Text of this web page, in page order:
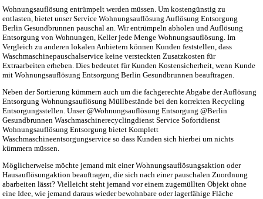
Wohnungsauflösung entrümpelt werden müssen. Um kostengünstig zu
entlasten, bietet unser Service Wohnungsauflösung Auflösung Entsorgung
Berlin Gesundbrunnen pauschal an. Wir entrümpeln abholen und Auflösung
Entsorgung von Wohnungen, Keller jede Menge Wohnungsauflösung. Im
Vergleich zu anderen lokalen Anbietern können Kunden feststellen, dass
Waschmaschinepauschalservice keine versteckten Zusatzkosten für
Extraarbeiten erheben. Dies bedeutet für Kunden Kostensicherheit, wenn Kunde
mit Wohnungsauflösung Entsorgung Berlin Gesundbrunnen beauftragen.
Neben der Sortierung kümmern auch um die fachgerechte Abgabe der Auflösung
Entsorgung Wohnungsauflösung Müllbestände bei den korrekten Recycling
Entsorgungsstellen. Unser @Wohnungsauflösung Entsorgung @Berlin
Gesundbrunnen Waschmaschinerecyclingdienst Service Sofortdienst
Wohnungsauflösung Entsorgung bietet Komplett
Waschmaschineentsorgungservice so dass Kunden sich hierbei um nichts
kümmern müssen.
Möglicherweise möchte jemand mit einer Wohnungsauflösungsaktion oder
Hausauflösungaktion beauftragen, die sich nach einer pauschalen Zuordnung
abarbeiten lässt? Vielleicht steht jemand vor einem zugemüllten Objekt ohne
eine Idee, wie jemand daraus wieder bewohnbare oder lagerfähige Fläche